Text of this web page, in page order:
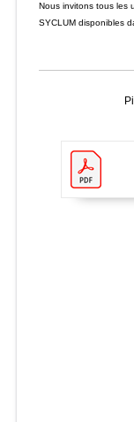
Nous invitons tous les
SYCLUM disponibles